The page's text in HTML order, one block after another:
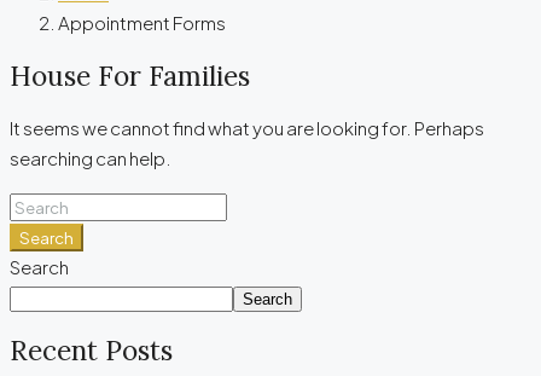
Appointment Forms
House For Families
It seems we cannot find what you are looking for. Perhaps
searching can help.
Search
Search
Search
Recent Posts